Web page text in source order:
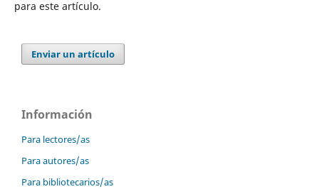
para este artículo.
Enviar un artículo
Información
Para lectores/as
Para autores/as
Para bibliotecarios/as